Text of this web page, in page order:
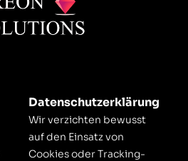
Datenschutzerklärung
Wir verzichten bewusst
auf den Einsatz von
Cookies oder Tracking-